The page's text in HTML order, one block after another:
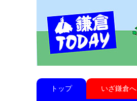
トップ いざ鎌倉へ